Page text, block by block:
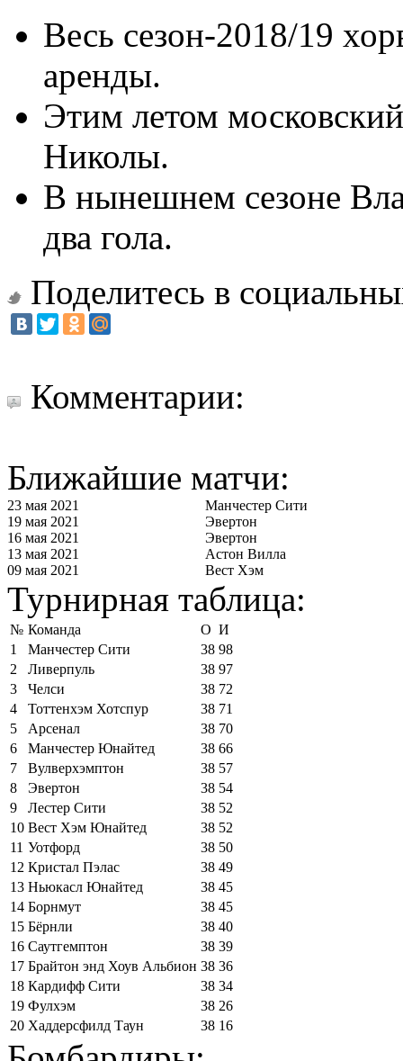
Весь сезон-2018/19
аренды.
Этим летом
Николы.
В нынешнем сезоне
два гола.
Поделитесь в
Комментарии:
Ближайшие матчи:
23 мая 2021
Манчестер Сити
19 мая 2021
Эвертон
16 мая 2021
Эвертон
13 мая 2021
Астон Вилла
09 мая 2021
Вест Хэм
Турнирная таблица:
№ Команда О И
1
Манчестер Сити 38 98
2
Ливерпуль 38 97
3
Челси 38 72
4
Тоттенхэм Хотспур 38 71
5
Арсенал 38 70
6
Манчестер Юнайтед 38 66
7
Вулверхэмптон 38 57
8
Эвертон 38 54
9
Лестер Сити 38 52
10 Вест Хэм Юнайтед 38 52
11 Уотфорд 38 50
12 Кристал Пэлас 38 49
13 Ньюкасл Юнайтед 38 45
14 Борнмут 38 45
15 Бёрнли 38 40
16 Саутгемптон 38 39
17 Брайтон энд Хоув Альбион 38 36
18 Кардифф Сити 38 34
19 Фулхэм 38 26
20 Хаддерсфилд Таун 38 16